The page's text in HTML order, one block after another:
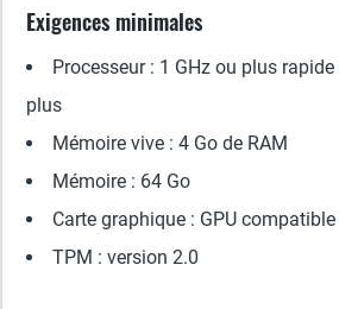
Exigences minimales
Processeur : 1 GHz ou plus
plus
Mémoire vive : 4 Go de RAM
Mémoire : 64 Go
Carte graphique : GPU
TPM : version 2.0